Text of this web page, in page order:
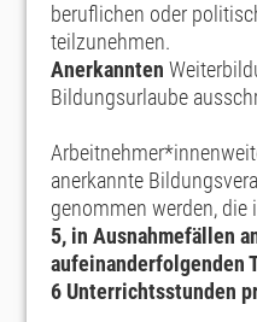
beruflichen oder
teilzunehmen.
Anerkannten
Bildungsurlaube
anerkannte
genommen werden, die
5, in Ausnahmefällen
aufeinanderfolgenden
6 Unterrichtsstunden